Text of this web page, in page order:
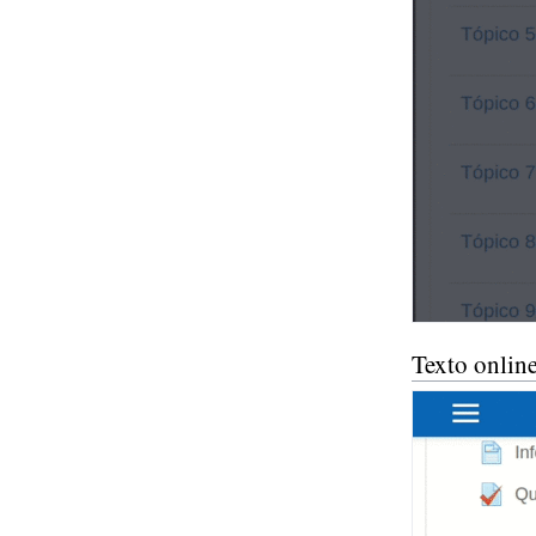
Texto